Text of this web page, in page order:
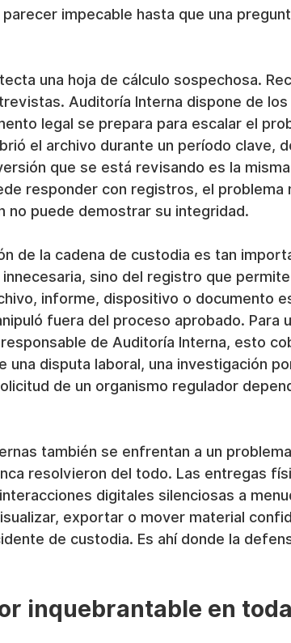
impecable hasta que una
una hoja de cálculo sospechosa.
Auditoría Interna dispone de
legal se prepara para escalar el
el archivo durante un período clave,
que se está revisando es la
responder con registros, el problema
no puede demostrar su integridad.
de la cadena de custodia es tan
sino del registro que
informe, dispositivo o documento
fuera del proceso aprobado. Para
de Auditoría Interna, esto
una disputa laboral, una investigación
de un organismo regulador
también se enfrentan a un
resolvieron del todo. Las entregas
digitales silenciosas a
exportar o mover material
de custodia. Es ahí donde la
inquebrantable en toda